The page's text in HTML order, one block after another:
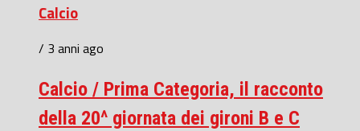
Calcio
/ 3 anni ago
Calcio / Prima Categoria, il racconto
della 20^ giornata dei gironi B e C